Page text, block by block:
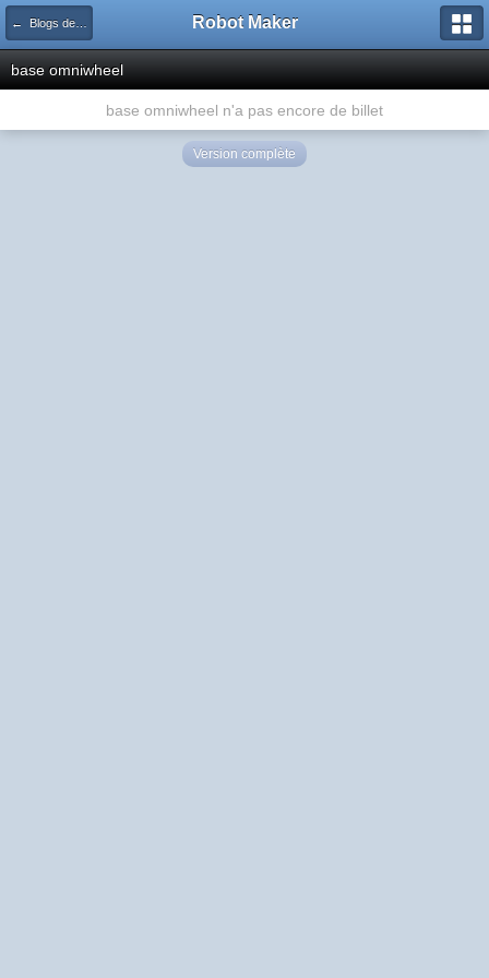
← Blogs des forums Robot Maker
base omniwheel
base omniwheel n'a pas encore de billet
Version complète